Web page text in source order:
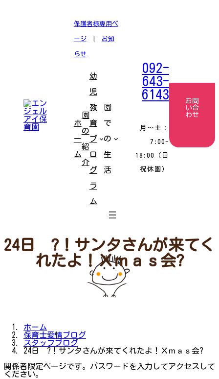
保護者様専用ペ
ージ| お知
らせ
ホ
ー
ム
園
の
紹
介
幼
児
教
育
プ
ロ
グ
ラ
ム
園
で
の
生
活
092-
643-
6143
月〜土：
7:00-
18:00（日
祝休園）
お問
い合
わせ
24日 ?！サンタさんが来てく
れたよ！Ｘｍａｓ会?
ホーム
保育士愛情ブログ
スタッフブログ
24日 ?！サンタさんが来てくれたよ！Ｘｍａｓ会?
関係者限定ページです。パスワードを入力してアクセスして
ください。